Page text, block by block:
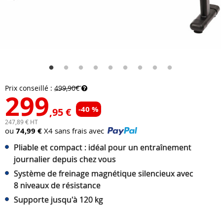
Prix conseillé : 499,90€
299,95 € -40 %
247,89 € HT
ou 74,99 € X4 sans frais avec
Pliable et compact : idéal pour un entraînement
journalier depuis chez vous
Système de freinage magnétique silencieux avec
8 niveaux de résistance
Supporte jusqu'à 120 kg